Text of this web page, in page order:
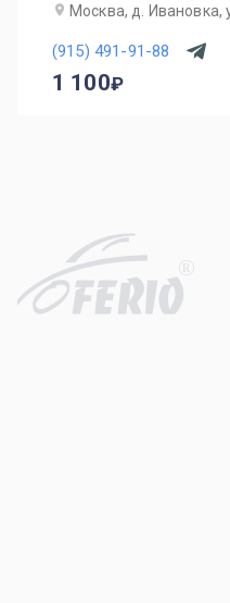
Москва, д.
(915) 491-91-88
1 100
R